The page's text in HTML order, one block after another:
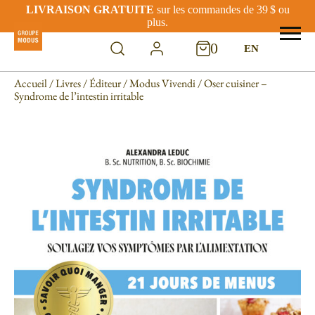
LIVRAISON GRATUITE sur les commandes de 39 $ ou
plus.
0 EN
Accueil/Livres/Éditeur/Modus Vivendi/ Oser cuisiner –
Syndrome de l’intestin irritable